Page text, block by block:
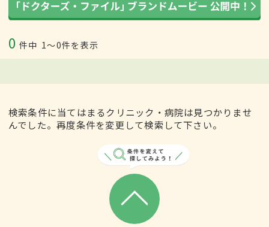
0 件中 1〜0件を表示
検索条件に当てはまるクリニック・病院は見つかりませ
んでした。再度条件を変更して検索して下さい。